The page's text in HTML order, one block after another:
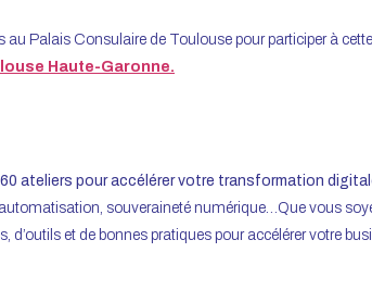
au Palais Consulaire de Toulouse pour participer à
Haute-Garonne.
ateliers pour accélérer votre transformation
souveraineté numérique…Que vous
d’outils et de bonnes pratiques pour accélérer votre